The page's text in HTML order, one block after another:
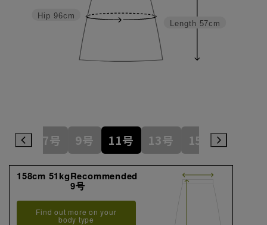
Length 57cm
Hip 96cm
5号 7号 9号 11号 13号 15号
158cm 51kgRecommended
9号
Find out more on your
body type